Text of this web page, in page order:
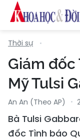
Thời sự
Giám đốc
Mỹ Tulsi
An An (Theo AP)
Bà Tulsi
đốc Tình báo